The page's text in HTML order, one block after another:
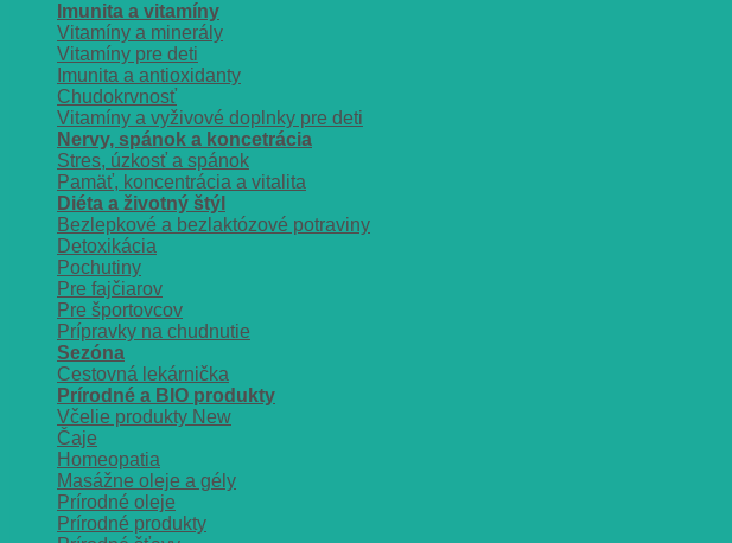
Imunita a vitamíny
Vitamíny a minerály
Vitamíny pre deti
Imunita a antioxidanty
Chudokrvnosť
Vitamíny a vyživové doplnky pre deti
Nervy, spánok a koncetrácia
Stres, úzkosť a spánok
Pamäť, koncentrácia a vitalita
Diéta a životný štýl
Bezlepkové a bezlaktózové potraviny
Detoxikácia
Pochutiny
Pre fajčiarov
Pre športovcov
Prípravky na chudnutie
Sezóna
Cestovná lekárnička
Prírodné a BIO produkty
Včelie produkty
Čaje
Homeopatia
Masážne oleje a gély
Prírodné oleje
Prírodné produkty